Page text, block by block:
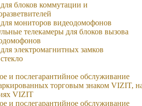
блоков коммутации и
мониторов видеодомофонов
телекамеры для блоков вызова
электромагнитных замков
и послегарантийное обслуживание
торговым знаком VIZIT,
VIZIT
и послегарантийное обслуживание